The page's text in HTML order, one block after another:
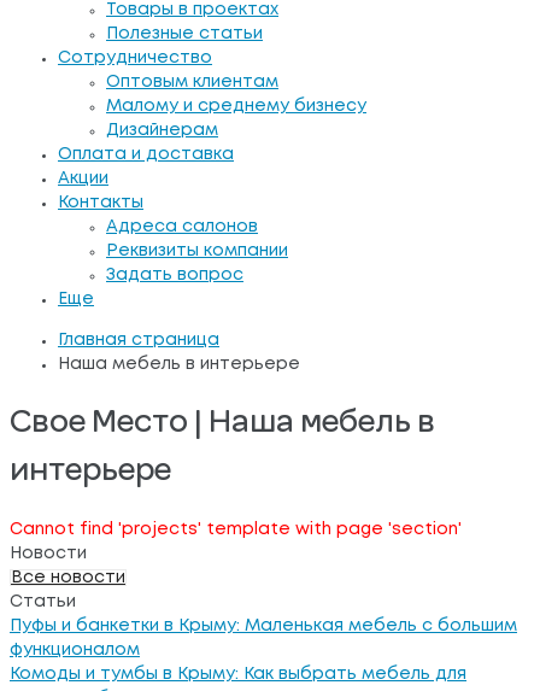
Товары в проектах
Полезные статьи
Сотрудничество
Оптовым клиентам
Малому и среднему бизнесу
Дизайнерам
Оплата и доставка
Акции
Контакты
Адреса салонов
Реквизиты компании
Задать вопрос
Еще
Главная страница
Наша мебель в интерьере
Свое Место | Наша мебель в
интерьере
Cannot find 'projects' template with page 'section'
Новости
Все новости
Статьи
Пуфы и банкетки в Крыму: Маленькая мебель с большим
функционалом
Комоды и тумбы в Крыму: Как выбрать мебель для